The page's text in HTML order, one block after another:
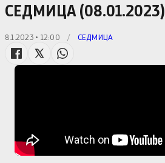
СЕДМИЦА (08.01.2023)
8.1.2023 • 12:00 / СЕДМИЦА